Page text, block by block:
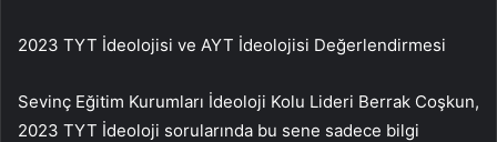
2023 TYT İdeolojisi ve AYT İdeolojisi Değerlendirmesi
Sevinç Eğitim Kurumları İdeoloji Kolu Lideri Berrak Coşkun,
2023 TYT İdeoloji sorularında bu sene sadece bilgi